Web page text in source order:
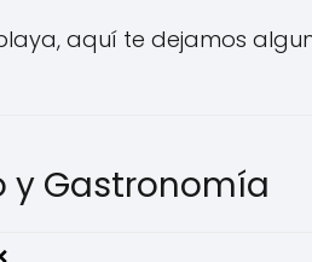
aquí te dejamos
y Gastronomía